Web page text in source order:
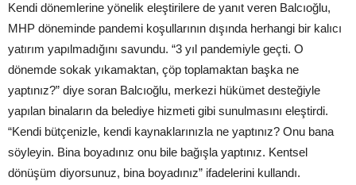
Kendi dönemlerine yönelik eleştirilere de yanıt veren Balcıoğlu,
MHP döneminde pandemi koşullarının dışında herhangi bir kalıcı
yatırım yapılmadığını savundu. “3 yıl pandemiyle geçti. O
dönemde sokak yıkamaktan, çöp toplamaktan başka ne
yaptınız?” diye soran Balcıoğlu, merkezi hükümet desteğiyle
yapılan binaların da belediye hizmeti gibi sunulmasını eleştirdi.
“Kendi bütçenizle, kendi kaynaklarınızla ne yaptınız? Onu bana
söyleyin. Bina boyadınız onu bile bağışla yaptınız. Kentsel
dönüşüm diyorsunuz, bina boyadınız” ifadelerini kullandı.